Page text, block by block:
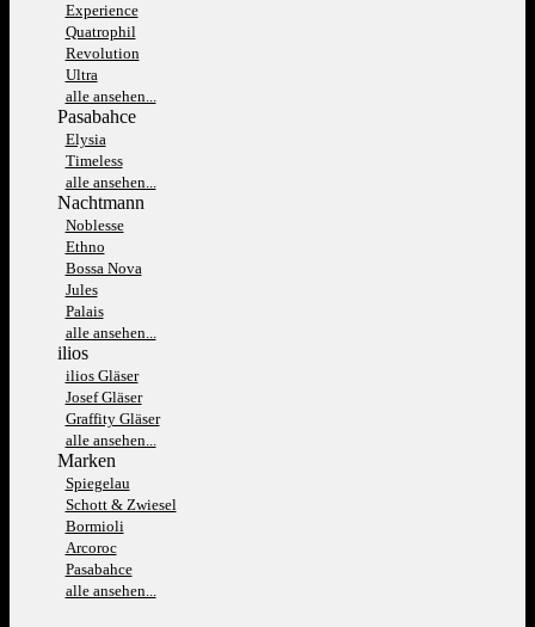
Experience
Quatrophil
Revolution
Ultra
alle ansehen...
Pasabahce
Elysia
Timeless
alle ansehen...
Nachtmann
Noblesse
Ethno
Bossa Nova
Jules
Palais
alle ansehen...
ilios
ilios Gläser
Josef Gläser
Graffity Gläser
alle ansehen...
Marken
Spiegelau
Schott & Zwiesel
Bormioli
Arcoroc
Pasabahce
alle ansehen...